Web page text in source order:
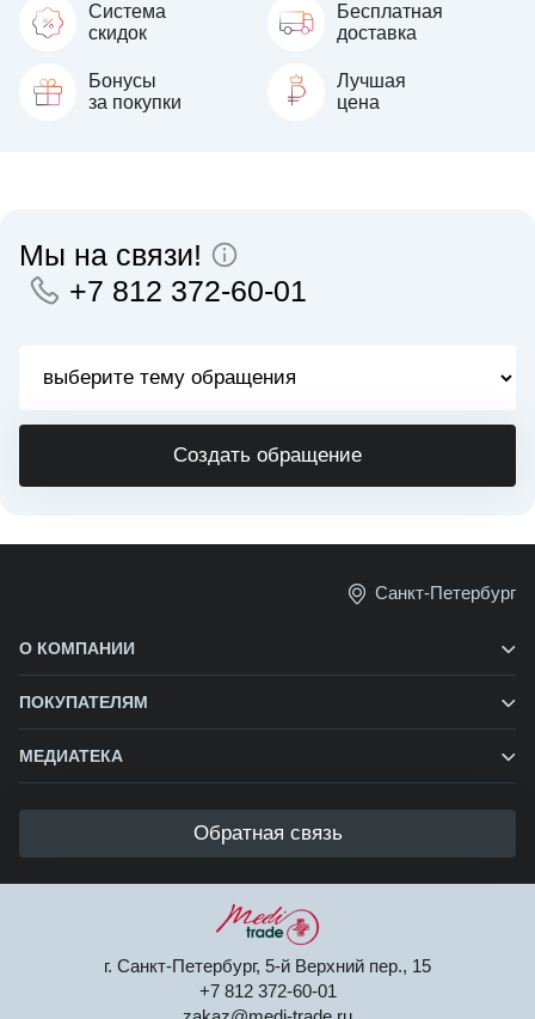
Система
скидок
Бесплатная
доставка
Бонусы
за покупки
Лучшая
цена
Мы на связи!
+7 812 372-60-01
Создать обращение
Санкт-Петербург
О КОМПАНИИ
ПОКУПАТЕЛЯМ
МЕДИАТЕКА
Обратная связь
г. Санкт-Петербург, 5-й Верхний пер., 15
+7 812 372-60-01